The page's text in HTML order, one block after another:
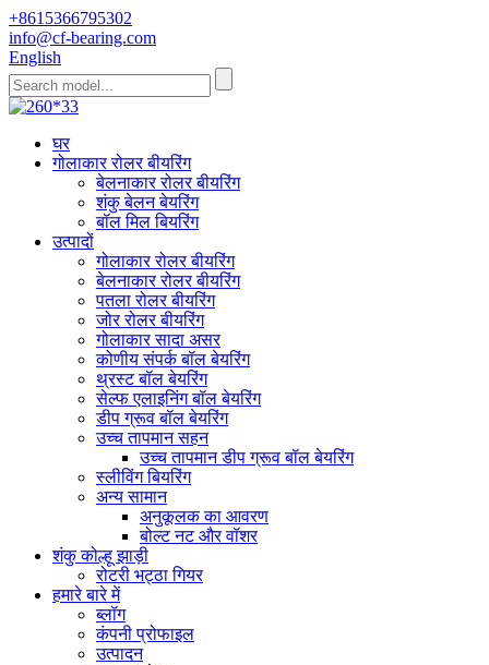
+8615366795302
info@cf-bearing.com
English
घर
गोलाकार रोलर बीयरिंग
बेलनाकार रोलर बीयरिंग
शंकु बेलन बेयरिंग
बॉल मिल बियरिंग
उत्पादों
गोलाकार रोलर बीयरिंग
बेलनाकार रोलर बीयरिंग
पतला रोलर बीयरिंग
जोर रोलर बीयरिंग
गोलाकार सादा असर
कोणीय संपर्क बॉल बेयरिंग
थ्रस्ट बॉल बेयरिंग
सेल्फ एलाइनिंग बॉल बेयरिंग
डीप ग्रूव बॉल बेयरिंग
उच्च तापमान सहन
उच्च तापमान डीप ग्रूव बॉल बेयरिंग
स्लीविंग बियरिंग
अन्य सामान
अनुकूलक का आवरण
बोल्ट नट और वॉशर
शंकु कोल्हू झाड़ी
रोटरी भट्ठा गियर
हमारे बारे में
ब्लॉग
कंपनी प्रोफाइल
उत्पादन